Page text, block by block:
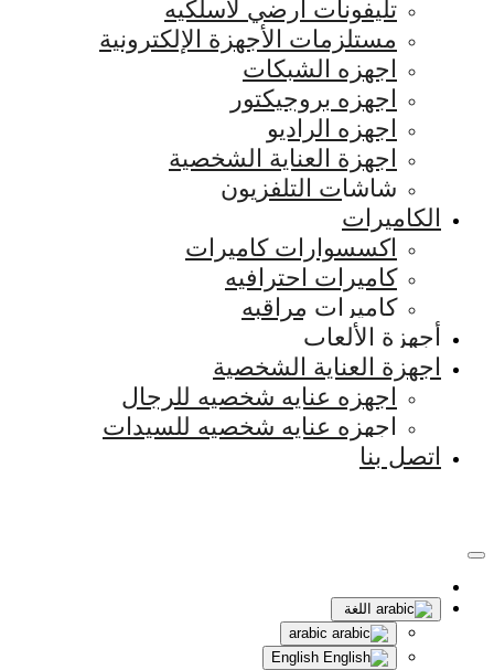
تليفونات ارضي لاسلكيه
مستلزمات الأجهزة الإلكترونية
اجهزه الشبكات
اجهزه بروجيكتور
اجهزه الراديو
اجهزة العناية الشخصية
شاشات التلفزيون
الكاميرات
اكسسوارات كاميرات
كاميرات احترافيه
كاميرات مراقبه
أجهزة الألعاب
اجهزة العناية الشخصية
اجهزه عنايه شخصيه للرجال
اجهزه عنايه شخصيه للسيدات
اتصل بنا
اللغة